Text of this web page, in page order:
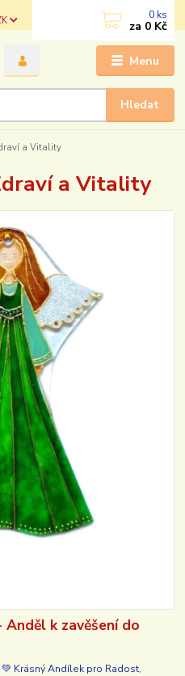
Menu
Hledat
0 ks
za 0 Kč
a Vitality
a Vitality
Anděl k zavěšení do
Krásný Andílek pro Radost,